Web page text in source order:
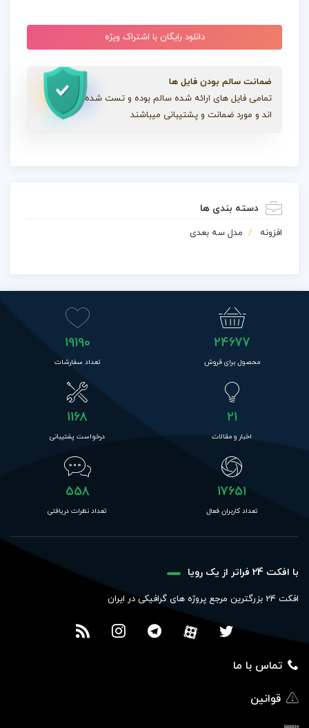
دانلود رایگان با اشتراک ویژه
ضمانت سالم بودن فایل ها
تمامی فایل های ارائه شده سالم بوده و تست شده
اند و مورد ضمانت و پشتیبانی میباشند
دسته بندی ها
افزونه مدل سه بعدی
24677
محصول برای فروش
19190
تعداد سفارشات
21
اخبار و مقالات
1168
درخواست پشتیبانی
17651
تعداد کاربران فعال
558
تعداد نظرات دریافتی
با افکت 24 فراتر از یک رویا
افکت 24 بزرگترین مرجع پروژه های گرافیکی در ایران
تماس با ما
قوانین